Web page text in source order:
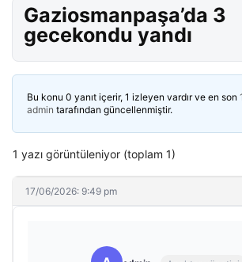
Gaziosmanpaşa’da 3
gecekondu yandı
Bu konu 0 yanıt içerir, 1 izleyen vardır ve en son
admin tarafından güncellenmiştir.
1 yazı görüntüleniyor (toplam 1)
17/06/2026: 9:49 pm